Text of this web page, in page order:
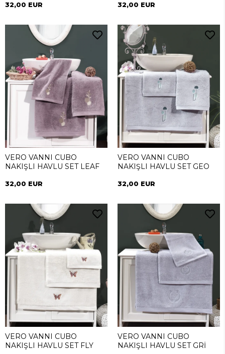
32,00 EUR 32,00 EUR
VERO VANNI CUBO
NAKIŞLI HAVLU SET LEAF
32,00 EUR
VERO VANNI CUBO
NAKIŞLI HAVLU SET GEO
32,00 EUR
VERO VANNI CUBO
NAKIŞLI HAVLU SET FLY
VERO VANNI CUBO
NAKIŞLI HAVLU SET GRİ